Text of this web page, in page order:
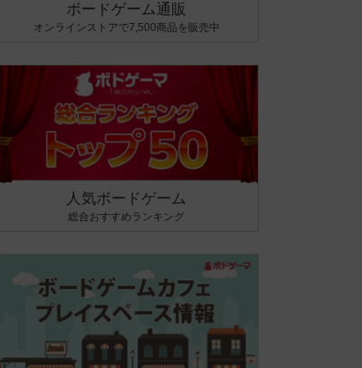
ボードゲーム通販
オンラインストアで7,500商品を販売中
人気ボードゲーム
総合おすすめランキング